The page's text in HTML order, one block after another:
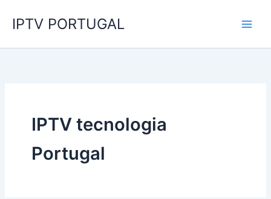
IPTV PORTUGAL
IPTV tecnologia
Portugal